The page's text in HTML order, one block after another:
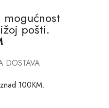
mogućnost
pošti.
DOSTAVA
100KM.